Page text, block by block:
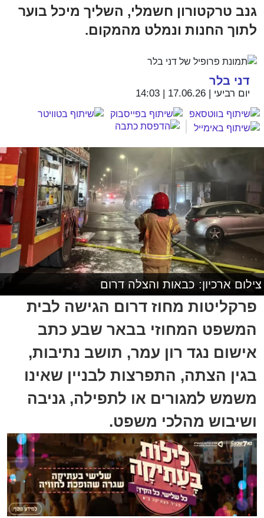
גנב טרקטורון חשמלי, השליך מיכל בוער
לתוך החנות ונמלט מהמקום.
דני בלר
יום רביעי | 17.06.26 | 14:03
צילום ארכיון: כבאות והצלה דרום
פרקליטות מחוז דרום הגישה לבית
המשפט המחוזי בבאר שבע כתב
אישום נגד רון עמר, תושב נתיבות,
בגין הצתה, התפרצות לבניין שאינו
משמש למגורים או לתפילה, גניבה
ושיבוש מהלכי משפט.